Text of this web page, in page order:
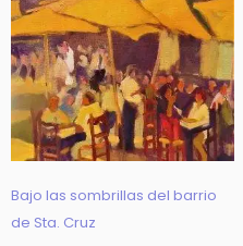
Bajo las sombrillas del barrio
de Sta. Cruz